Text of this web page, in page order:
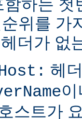
함하는
위를 가
헤더가 없
헤
스트가